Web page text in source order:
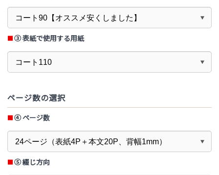
③ 表紙で使用する用紙
ページ数の選択
④ページ数
⑤綴じ方向